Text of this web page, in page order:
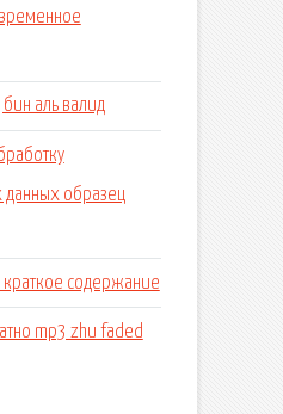
бин аль валид
данных образец
содержание
mp3 zhu faded